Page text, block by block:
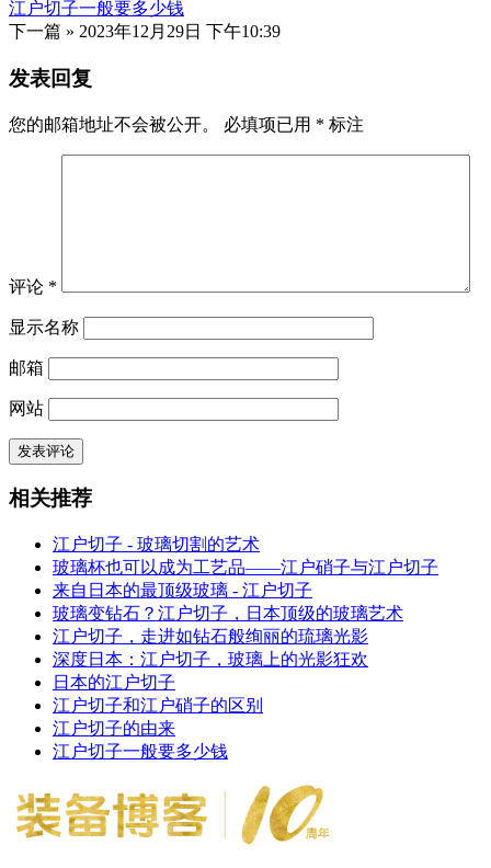
江户切子一般要多少钱
下一篇 » 2023年12月29日 下午10:39
发表回复
您的邮箱地址不会被公开。 必填项已用 * 标注
评论 *
显示名称
邮箱
网站
相关推荐
江户切子 - 玻璃切割的艺术
玻璃杯也可以成为工艺品——江户硝子与江户切子
来自日本的最顶级玻璃 - 江户切子
玻璃变钻石？江户切子，日本顶级的玻璃艺术
江户切子，走进如钻石般绚丽的琉璃光影
深度日本：江户切子，玻璃上的光影狂欢
日本的江户切子
江户切子和江户硝子的区别
江户切子的由来
江户切子一般要多少钱